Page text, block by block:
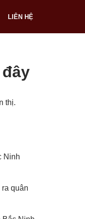
LIÊN HỆ
thị.
Ninh
quân